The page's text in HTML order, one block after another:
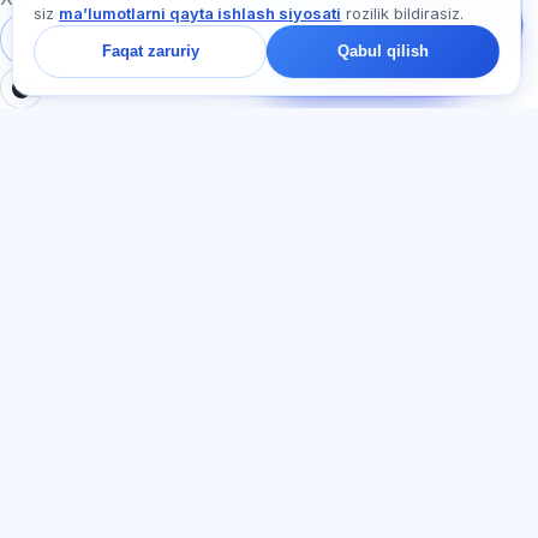
Tizimga kirish
Ro‘yxatdan o‘tish
nimadan boshlash
haqida so‘rang —
chatda bir daqiqa ichida
javob beramiz.
siz maʼlumotlarni qayta ishlash siyosati rozilik bildirasiz.
Faqat zaruriy Qabul qilish